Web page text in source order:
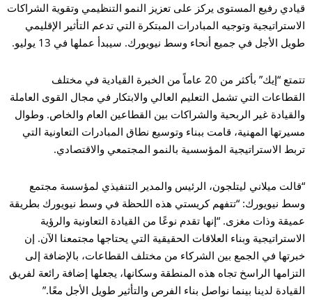
قيادي رفيع المستوى يركز على تعزيز النمو التنظيمي وتقوية الشراكات
الاستراتيجية وتوجيه المبادرات المبتكرة التي تدعم التأثير الإقليمي
طويل الأجل في جميع أنحاء وسط نيويورك. سيبدأ عملها في 13 يوليو.
تتمتع “إيك” بأكثر من 20 عاماً من الخبرة القيادية في مختلف
القطاعات التي تشمل التعليم العالي والابتكار في مجال القوى العاملة
والقيادة غير الربحية والشراكات بين القطاعين العام والخاص. وطوال
مسيرتها المهنية، قامت ببناء وتوسيع نطاق المبادرات التعاونية التي
تربط الاستراتيجية المؤسسية بالنمو المجتمعي والاقتصادي.
“قالت ميلاني ليتلجون، الرئيس والمدير التنفيذي لمؤسسة مجتمع
وسط نيويورك: “تتفهم كريستي هذه اللحظة في وسط نيويورك بطريقة
عميقة وذات مغزى. “إنها تقدم نوعًا من القيادة التعاونية والرؤية
الاستراتيجية وبناء العلاقات الحقيقية التي يحتاجها مجتمعنا الآن. إن
خبرتها في الجمع بين الشركاء من مختلف القطاعات، بالإضافة إلى
التزامها الراسخ تجاه هذه المنطقة وسكانها، يجعلها إضافة رائعة لفريق
القيادة لدينا بينما نواصل بناء الفرص والتأثير طويل الأجل معًا.”